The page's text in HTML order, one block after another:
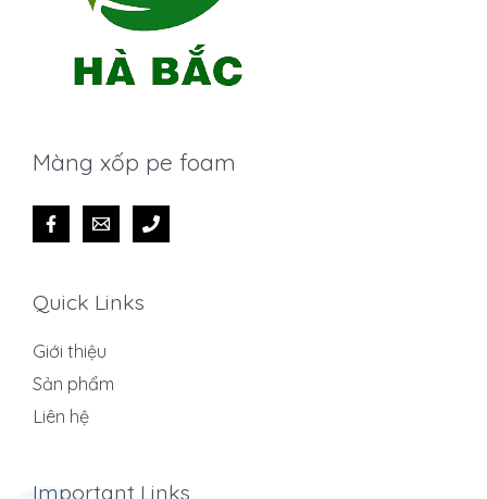
Màng xốp pe foam
Quick Links
Giới thiệu
Sản phẩm
Liên hệ
Important Links